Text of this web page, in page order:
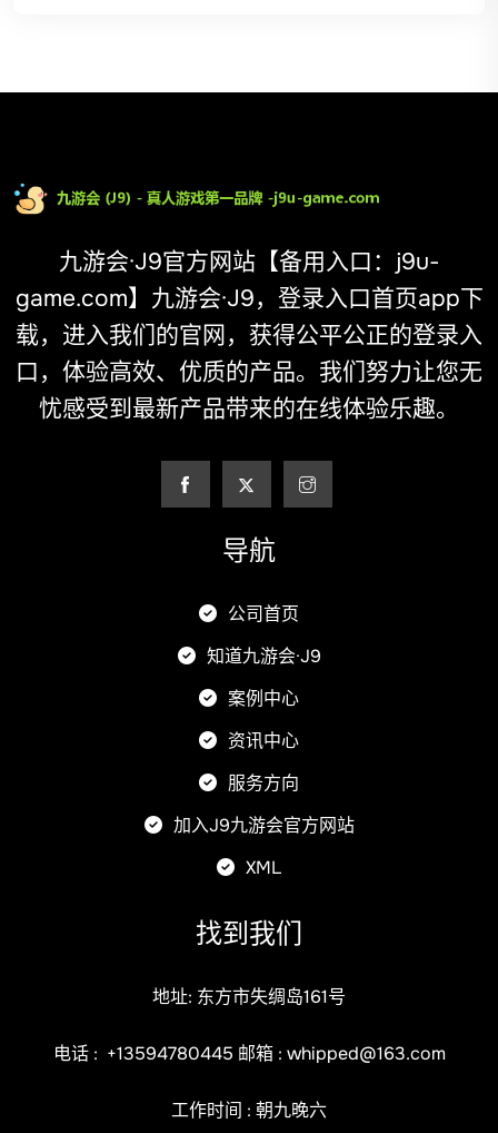
九游会·J9官方网站【备用入口：j9u-
game.com】九游会·J9，登录入口首页app下
载，进入我们的官网，获得公平公正的登录入
口，体验高效、优质的产品。我们努力让您无
忧感受到最新产品带来的在线体验乐趣。
导航
公司首页
知道九游会·J9
案例中心
资讯中心
服务方向
加入J9九游会官方网站
XML
找到我们
地址: 东方市失绸岛161号
电话 : +13594780445 邮箱 : whipped@163.com
工作时间 : 朝九晚六